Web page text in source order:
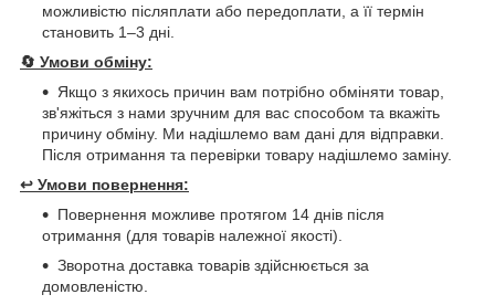
можливістю післяплати або передоплати, а її термін
становить 1–3 дні.
🔄 Умови обміну:
Якщо з якихось причин вам потрібно обміняти товар,
зв'яжіться з нами зручним для вас способом та вкажіть
причину обміну. Ми надішлемо вам дані для відправки.
Після отримання та перевірки товару надішлемо заміну.
↩️ Умови повернення:
Повернення можливе протягом 14 днів після
отримання (для товарів належної якості).
Зворотна доставка товарів здійснюється за
домовленістю.